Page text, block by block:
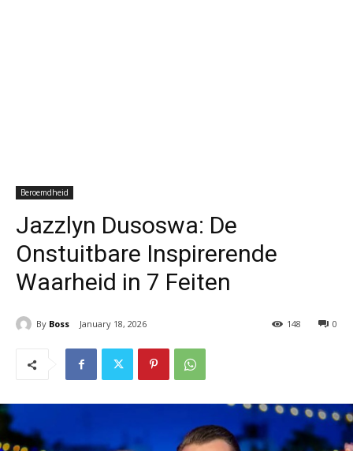
Beroemdheid
Jazzlyn Dusoswa: De
Onstuitbare Inspirerende
Waarheid in 7 Feiten
By Boss January 18, 2026 0
148